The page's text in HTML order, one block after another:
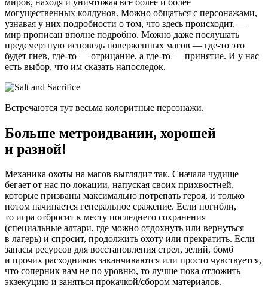
могущественных колдунов. Можно общаться с персонажами,
узнавая у них подробности о том, что здесь происходит, —
мир прописан вполне подробно. Можно даже послушать
предсмертную исповедь поверженных магов — где-то это
будет гнев, где-то — отрицание, а где-то — принятие. И у нас
есть выбор, что им сказать напоследок.
Встречаются тут весьма колоритные персонажи.
Больше метроидвании, хорошей
и разной!
Механика охоты на магов выглядит так. Сначала чудище
бегает от нас по локации, напуская своих прихвостней,
которые призваны максимально потрепать героя, и только
потом начинается генеральное сражение. Если погибли,
то игра отбросит к месту последнего сохранения
(специальные алтари, где можно отдохнуть или вернуться
в лагерь) и спросит, продолжить охоту или прекратить. Если
запасы ресурсов для восстановления стрел, зелий, бомб
и прочих расходников заканчиваются или просто чувствуется,
что соперник вам не по уровню, то лучше пока отложить
экзекуцию и заняться прокачкой/сбором материалов.